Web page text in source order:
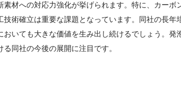
材への対応力強化が挙げられます。特に、カーボ
術確立は重要な課題となっています。同社の長年
いても大きな価値を生み出し続けるでしょう。発
同社の今後の展開に注目です。